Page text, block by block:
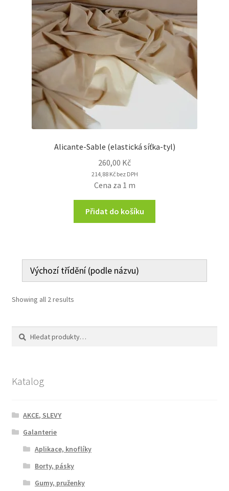
Alicante-Sable (elastická síťka-tyl)
260,00 Kč
214,88 Kčbez DPH
Cena za 1 m
Přidat do košíku
Showing all 2 results
Hledat:
Hledat
Katalog
AKCE, SLEVY
Galanterie
Aplikace, knoflíky
Borty, pásky
Gumy, pruženky